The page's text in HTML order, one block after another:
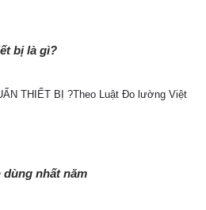
bị là gì?
THIẾT BỊ ?Theo Luật Đo lường Việt
dùng nhất năm